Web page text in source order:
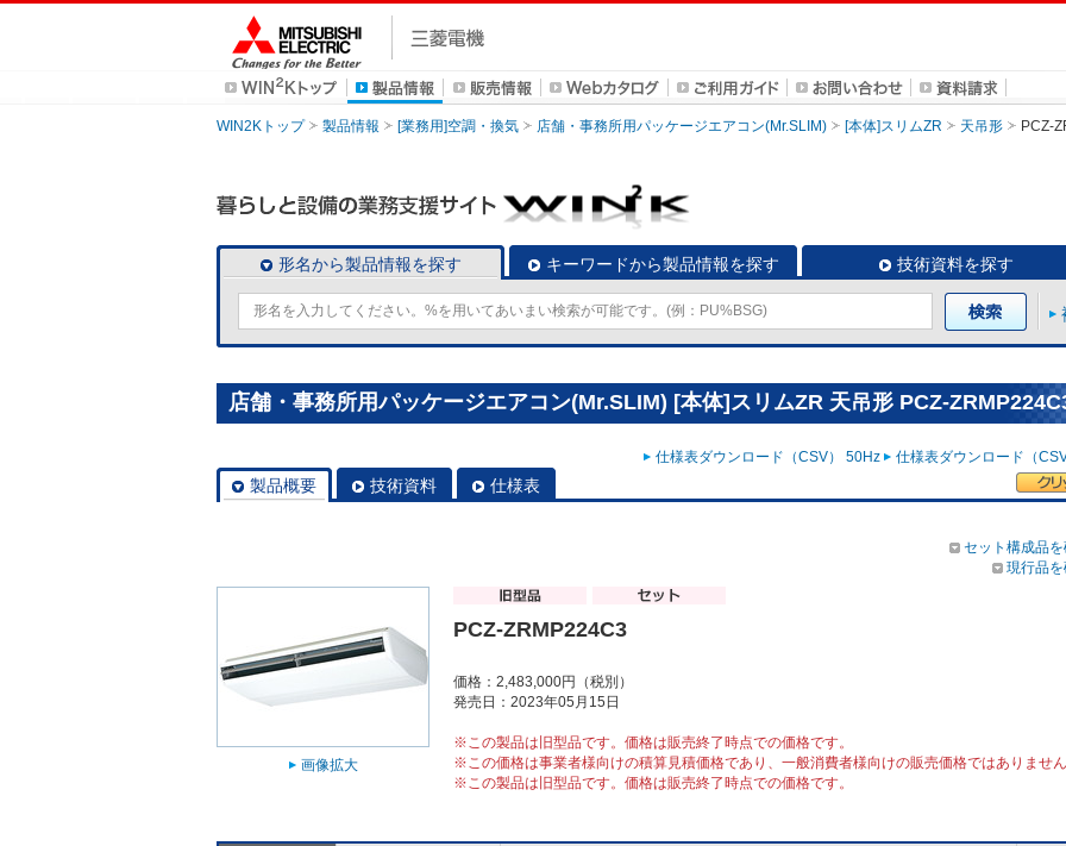
WIN2Kトップ 製品情報 [業務用]空調・換気 店舗・事務所用パッケージエアコン(Mr.SLIM) [本体]スリムZR 天吊形 PCZ-
形名から製品情報を探す キーワードから製品情報を探す 技術資料を探す
店舗・事務所用パッケージエアコン(Mr.SLIM) [本体]スリムZR 天吊形 PCZ-
仕様表ダウンロード（CSV） 50Hz 仕様表ダウンロード（
製品概要 技術資料 仕様表
セット構成品
現行品
画像拡大
PCZ-ZRMP224C3
価格：2,483,000円（税別）
発売日：2023年05月15日
※この製品は旧型品です。価格は販売終了時点での価格です。
※この価格は事業者様向けの積算見積価格であり、一般消費者様向けの販売価格ではありませ
※この製品は旧型品です。価格は販売終了時点での価格です。